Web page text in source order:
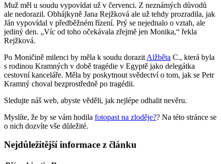
Muž měl u soudu vypovídat už v červenci. Z neznámých důvodů
ale nedorazil. Obhájkyně Jana Rejžková ale už tehdy prozradila, jak
Ján vypovídal v předběžném řízení. Prý se nejednalo o vztah, ale
jediný den. „Víc od toho očekávala zřejmě jen Monika,“ řekla
Rejžková.
Po Moničině milenci by měla k soudu dorazit Alžběta C., která byla
s rodinou Kramných v době tragédie v Egyptě jako delegátka
cestovní kanceláře. Měla by poskytnout svědectví o tom, jak se Petr
Kramný choval bezprostředně po tragédii.
Sledujte náš web, abyste věděli, jak nejlépe odhalit nevěru.
Myslíte, že by se vám hodila fotopast na zloděje?? Na této stránce se
o nich dozvíte vše důležité.
Nejdůležitější informace z článku